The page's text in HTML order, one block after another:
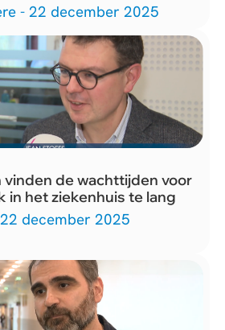
- 22 december 2025
vinden de wachttijden voor
in het ziekenhuis te lang
december 2025